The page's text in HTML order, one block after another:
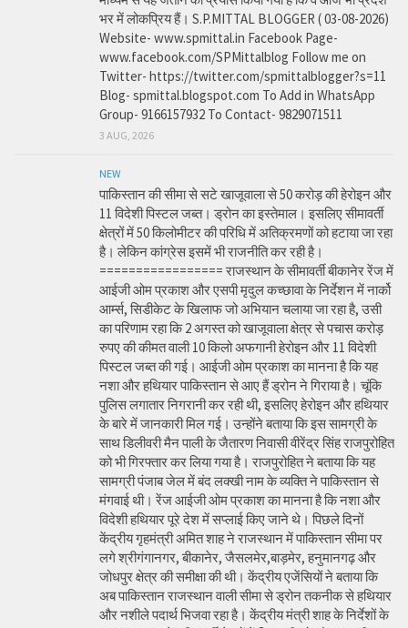
भर में लोकप्रिय हैं। S.P.MITTAL BLOGGER ( 03-08-2026)
Website- www.spmittal.in Facebook Page-
www.facebook.com/SPMittalblog Follow me on
Twitter- https://twitter.com/spmittalblogger?s=11
Blog- spmittal.blogspot.com To Add in WhatsApp
Group- 9166157932 To Contact- 9829071511
3 AUG, 2026
NEW
पाकिस्तान की सीमा से सटे खाजूवाला से 50 करोड़ की हेरोइन और
11 विदेशी पिस्टल जब्त। ड्रोन का इस्तेमाल। इसलिए सीमावर्ती
क्षेत्रों में 50 किलोमीटर की परिधि में अतिक्रमणों को हटाया जा रहा
है। लेकिन कांग्रेस इसमें भी राजनीति कर रही है।
================= राजस्थान के सीमावर्ती बीकानेर रेंज में
आईजी ओम प्रकाश और एसपी मृदुल कच्छावा के निर्देशन में नार्को
आर्म्स, सिडीकेट के खिलाफ जो अभियान चलाया जा रहा है, उसी
का परिणाम रहा कि 2 अगस्त को खाजूवाला क्षेत्र से पचास करोड़
रुपए की कीमत वाली 10 किलो अफगानी हेरोइन और 11 विदेशी
पिस्टल जब्त की गई। आईजी ओम प्रकाश का मानना है कि यह
नशा और हथियार पाकिस्तान से आए हैं ड्रोन ने गिराया है। चूंकि
पुलिस लगातार निगरानी कर रही थी, इसलिए हेरोइन और हथियार
के बारे में जानकारी मिल गई। उन्होंने बताया कि इस सामग्री के
साथ डिलीवरी मैन पाली के जैतारण निवासी वीरेंद्र सिंह राजपुरोहित
को भी गिरफ्तार कर लिया गया है। राजपुरोहित ने बताया कि यह
सामग्री पंजाब जेल में बंद लक्खी नाम के व्यक्ति ने पाकिस्तान से
मंगवाई थी। रेंज आईजी ओम प्रकाश का मानना है कि नशा और
विदेशी हथियार पूरे देश में सप्लाई किए जाने थे। पिछले दिनों
केंद्रीय गृहमंत्री अमित शाह ने राजस्थान में पाकिस्तान सीमा पर
लगे श्रीगंगानगर, बीकानेर, जैसलमेर,बाड़मेर, हनुमानगढ़ और
जोधपुर क्षेत्र की समीक्षा की थी। केंद्रीय एजेंसियों ने बताया कि
अब पाकिस्तान राजस्थान वाली सीमा से ड्रोन तकनीक से हथियार
और नशीले पदार्थ भिजवा रहा है। केंद्रीय मंत्री शाह के निर्देशों के